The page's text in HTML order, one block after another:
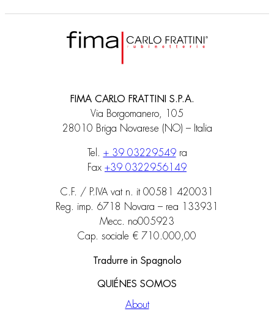
FIMA CARLO FRATTINI S.P.A.
Via Borgomanero, 105
28010 Briga Novarese (NO) – Italia
Tel. + 39 03229549ra
Fax +39 0322956149
C.F. / P.IVA vat n. it 00581 420031
Reg. imp. 6718 Novara – rea 133931
Mecc. no005923
Cap. sociale € 710.000,00
Tradurre in Spagnolo
QUIÉNES SOMOS
About